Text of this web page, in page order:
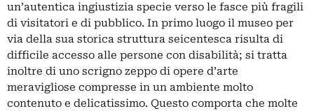
un’autentica ingiustizia specie verso le fasce più fragili
di visitatori e di pubblico. In primo luogo il museo per
via della sua storica struttura seicentesca risulta di
difficile accesso alle persone con disabilità; si tratta
inoltre di uno scrigno zeppo di opere d’arte
meravigliose compresse in un ambiente molto
contenuto e delicatissimo. Questo comporta che molte